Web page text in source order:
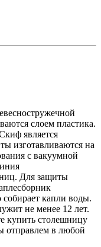
слоем пластика.
является
изготавливаются на
с вакуумной
Для защиты
капли воды.
не менее 12 лет.
купить столешницу
отправлем в любой